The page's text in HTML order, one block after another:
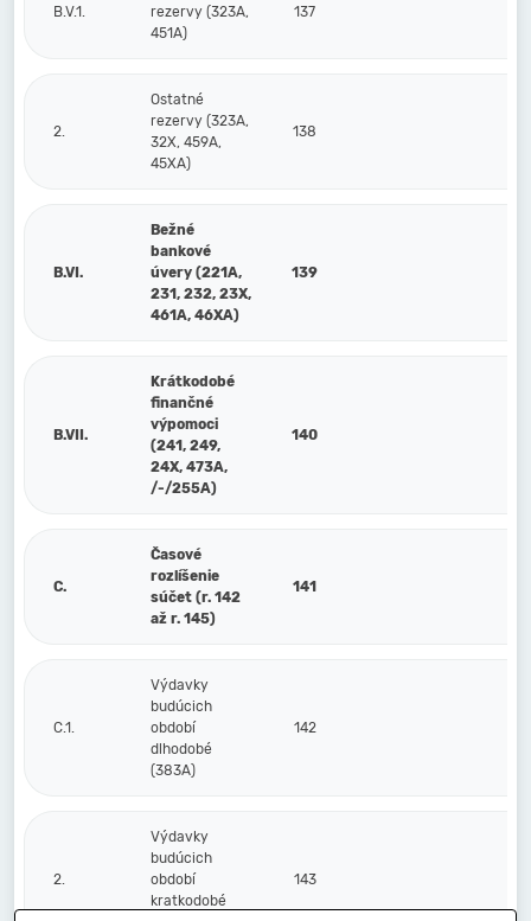
B.V.1.
rezervy (323A,
451A)
137
2.
Ostatné
rezervy (323A,
32X, 459A,
45XA)
138
B.VI.
Bežné
bankové
úvery (221A,
231, 232, 23X,
461A, 46XA)
139
B.VII.
Krátkodobé
finančné
výpomoci
(241, 249,
24X, 473A,
/-/255A)
140
C.
Časové
rozlíšenie
súčet (r. 142
až r. 145)
141
C.1.
Výdavky
budúcich
období
dlhodobé
(383A)
142
2.
Výdavky
budúcich
období
kratkodobé
143